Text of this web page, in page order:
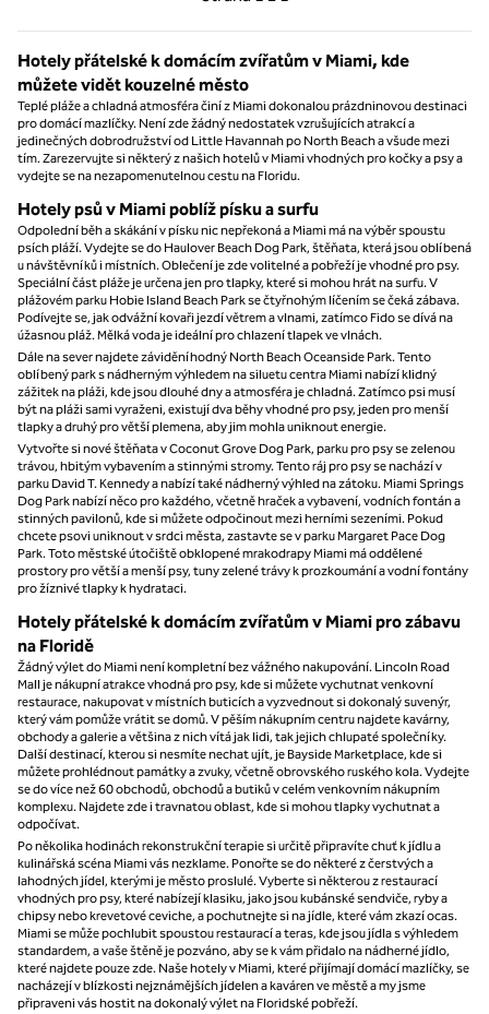
Strana 1 z 1
Hotely přátelské k domácím zvířatům v Miami, kde
můžete vidět kouzelné město
Teplé pláže a chladná atmosféra činí z Miami dokonalou prázdninovou destinaci
pro domácí mazlíčky. Není zde žádný nedostatek vzrušujících atrakcí a
jedinečných dobrodružství od Little Havannah po North Beach a všude mezi
tím. Zarezervujte si některý z našich hotelů v Miami vhodných pro kočky a psy a
vydejte se na nezapomenutelnou cestu na Floridu.
Hotely psů v Miami poblíž písku a surfu
Odpolední běh a skákání v písku nic nepřekoná a Miami má na výběr spoustu
psích pláží. Vydejte se do Haulover Beach Dog Park, štěňata, která jsou oblíbená
u návštěvníků i místních. Oblečení je zde volitelné a pobřeží je vhodné pro psy.
Speciální část pláže je určena jen pro tlapky, které si mohou hrát na surfu. V
plážovém parku Hobie Island Beach Park se čtyřnohým líčením se čeká zábava.
Podívejte se, jak odvážní kovaři jezdí větrem a vlnami, zatímco Fido se dívá na
úžasnou pláž. Mělká voda je ideální pro chlazení tlapek ve vlnách.
Dále na sever najdete záviděníhodný North Beach Oceanside Park. Tento
oblíbený park s nádherným výhledem na siluetu centra Miami nabízí klidný
zážitek na pláži, kde jsou dlouhé dny a atmosféra je chladná. Zatímco psi musí
být na pláži sami vyraženi, existují dva běhy vhodné pro psy, jeden pro menší
tlapky a druhý pro větší plemena, aby jim mohla uniknout energie.
Vytvořte si nové štěňata v Coconut Grove Dog Park, parku pro psy se zelenou
trávou, hbitým vybavením a stinnými stromy. Tento ráj pro psy se nachází v
parku David T. Kennedy a nabízí také nádherný výhled na zátoku. Miami Springs
Dog Park nabízí něco pro každého, včetně hraček a vybavení, vodních fontán a
stinných pavilonů, kde si můžete odpočinout mezi herními sezeními. Pokud
chcete psovi uniknout v srdci města, zastavte se v parku Margaret Pace Dog
Park. Toto městské útočiště obklopené mrakodrapy Miami má oddělené
prostory pro větší a menší psy, tuny zelené trávy k prozkoumání a vodní fontány
pro žíznivé tlapky k hydrataci.
Hotely přátelské k domácím zvířatům v Miami pro zábavu
na Floridě
Žádný výlet do Miami není kompletní bez vážného nakupování. Lincoln Road
Mall je nákupní atrakce vhodná pro psy, kde si můžete vychutnat venkovní
restaurace, nakupovat v místních buticích a vyzvednout si dokonalý suvenýr,
který vám pomůže vrátit se domů. V pěším nákupním centru najdete kavárny,
obchody a galerie a většina z nich vítá jak lidi, tak jejich chlupaté společníky.
Další destinací, kterou si nesmíte nechat ujít, je Bayside Marketplace, kde si
můžete prohlédnout památky a zvuky, včetně obrovského ruského kola. Vydejte
se do více než 60 obchodů, obchodů a butiků v celém venkovním nákupním
komplexu. Najdete zde i travnatou oblast, kde si mohou tlapky vychutnat a
odpočívat.
Po několika hodinách rekonstrukční terapie si určitě připravíte chuť k jídlu a
kulinářská scéna Miami vás nezklame. Ponořte se do některé z čerstvých a
lahodných jídel, kterými je město proslulé. Vyberte si některou z restaurací
vhodných pro psy, které nabízejí klasiku, jako jsou kubánské sendviče, ryby a
chipsy nebo krevetové ceviche, a pochutnejte si na jídle, které vám zkazí ocas.
Miami se může pochlubit spoustou restaurací a teras, kde jsou jídla s výhledem
standardem, a vaše štěně je pozváno, aby se k vám přidalo na nádherné jídlo,
které najdete pouze zde. Naše hotely v Miami, které přijímají domácí mazlíčky, se
nacházejí v blízkosti nejznámějších jídelen a kaváren ve městě a my jsme
připraveni vás hostit na dokonalý výlet na Floridské pobřeží.